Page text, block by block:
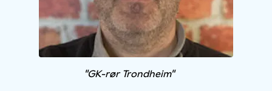
"GK-rør Trondheim"